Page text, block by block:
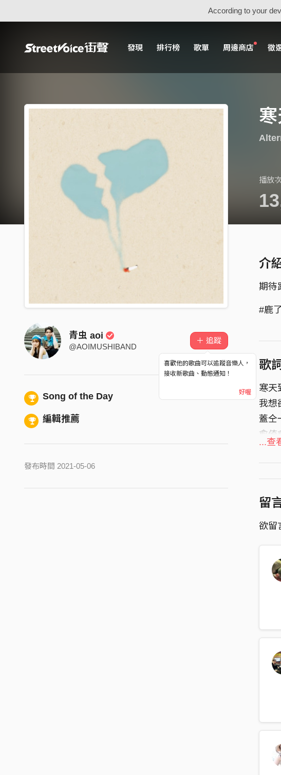
According to your
發現 排行榜 歌單 周邊商店 徵
播放
青虫 aoi
@AOIMUSHIBAND
＋ 追蹤
喜歡他的歌曲可以追蹤音樂人，
接收新歌曲、動態通知！
好喔
Song of the Day
編輯推薦
發布時間 2021-05-06
介
期待
#鹿
歌詞
寒天
我想
蓋仝
愈倚
焐著
愈倚
咱的
啥物
我想
想
敢
蓋仝
愈
焐
愈
我
為
...查
留
欲留